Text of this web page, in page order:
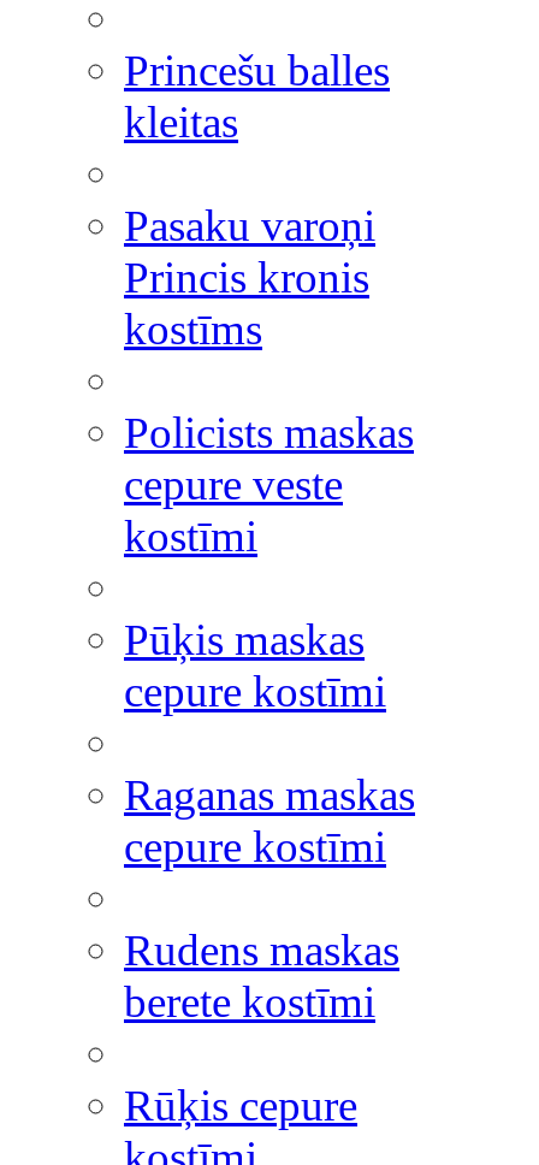
Princešu balles
kleitas
Pasaku varoņi
Princis kronis
kostīms
Policists maskas
cepure veste
kostīmi
Pūķis maskas
cepure kostīmi
Raganas maskas
cepure kostīmi
Rudens maskas
berete kostīmi
Rūķis cepure